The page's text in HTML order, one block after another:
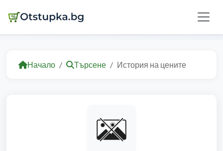
Начало Търсене История на цените